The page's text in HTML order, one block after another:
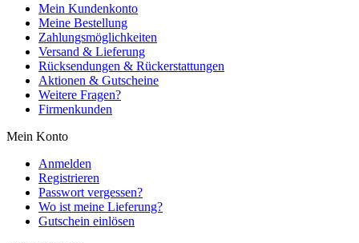
Mein Kundenkonto
Meine Bestellung
Zahlungsmöglichkeiten
Versand & Lieferung
Rücksendungen & Rückerstattungen
Aktionen & Gutscheine
Weitere Fragen?
Firmenkunden
Mein Konto
Anmelden
Registrieren
Passwort vergessen?
Wo ist meine Lieferung?
Gutschein einlösen